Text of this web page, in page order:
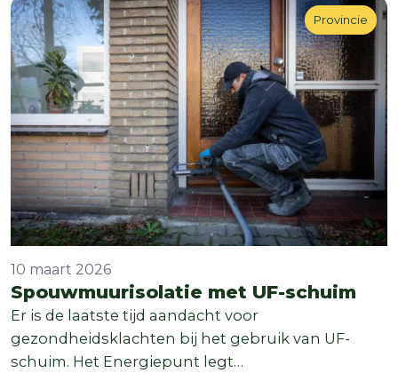
Spouwmuurisolatie met UF-schuim
10 maart 2026
Er is de laatste tijd aandacht voor
gezondheidsklachten bij het gebruik van UF-
schuim. Het Energiepunt legt…
Provincie
Provincie